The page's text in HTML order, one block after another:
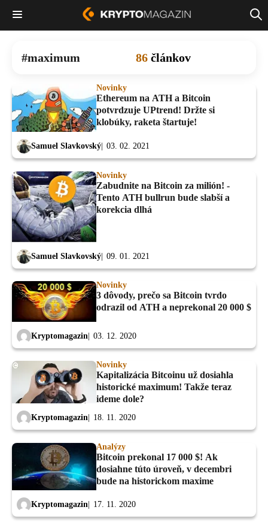
maximum 86 článkov
Novinky
Ethereum na ATH a Bitcoin
potvrdzuje UPtrend! Držte si
klobúky, raketa štartuje!
Samuel Slavkovský 03. 02. 2021
Novinky
Zabudnite na Bitcoin za milión! -
Tento ATH bullrun bude slabší a
korekcia dlhá
Samuel Slavkovský 09. 01. 2021
Novinky
3 dôvody, prečo sa Bitcoin tvrdo
odrazil od ATH a neprekonal 20 000 $
Kryptomagazin 03. 12. 2020
Novinky
Kapitalizácia Bitcoinu už dosiahla
historické maximum! Takže teraz
ideme dole?
Kryptomagazin 18. 11. 2020
Analýzy
Bitcoin prekonal 17 000 $! Ak
dosiahne túto úroveň, v decembri
bude na historickom maxime
Kryptomagazin 17. 11. 2020